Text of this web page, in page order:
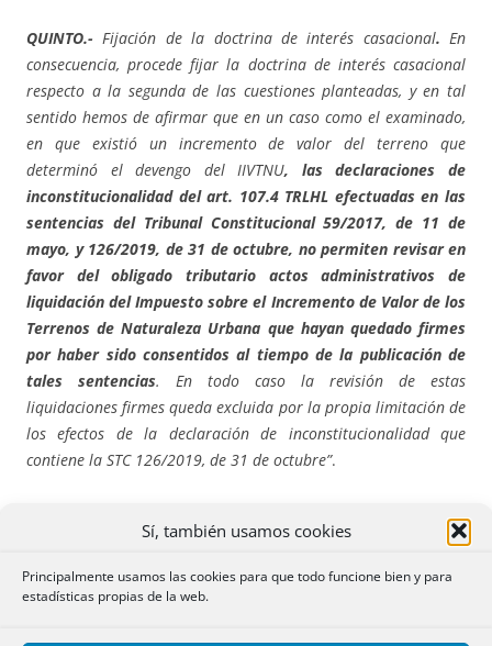
Sí, también usamos cookies
Principalmente usamos las cookies para que todo funcione bien y para
estadísticas propias de la web.
QUINTO.-Fijación de la doctrina de interés casacional. En
consecuencia, procede fijar la doctrina de interés casacional
respecto a la segunda de las cuestiones planteadas, y en tal
sentido hemos de afirmar que en un caso como el examinado,
en que existió un incremento de valor del terreno que
determinó el devengo del IIVTNU, las declaraciones de
inconstitucionalidad del art. 107.4 TRLHL efectuadas en las
sentencias del Tribunal Constitucional 59/2017, de 11 de
mayo, y 126/2019, de 31 de octubre, no permiten revisar en
favor del obligado tributario actos administrativos de
liquidación del Impuesto sobre el Incremento de Valor de los
Terrenos de Naturaleza Urbana que hayan quedado firmes
por haber sido consentidos al tiempo de la publicación de
tales sentencias. En todo caso la revisión de estas
liquidaciones firmes queda excluida por la propia limitación de
los efectos de la declaración de inconstitucionalidad que
contiene la STC 126/2019, de 31 de octubre”.
que el T.S. aplica el fallo del T.C. en la sentencia 126/2019
procedimiento, incluido el auto de admisión del recurso de